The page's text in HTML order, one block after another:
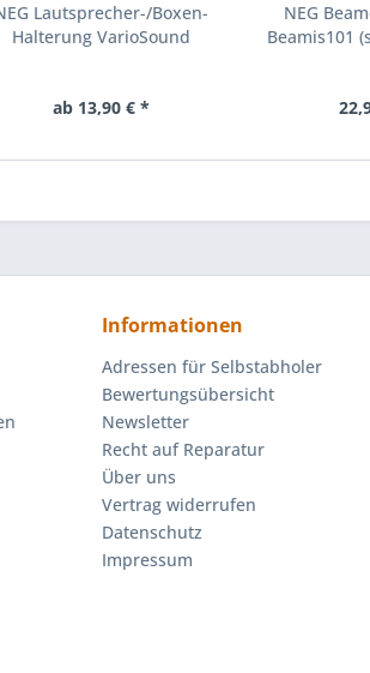
Lautsprecher-/Boxen-
Halterung VarioSound
ab 13,90 € *
NEG
Beamis101
Informationen
Adressen für Selbstabholer
Bewertungsübersicht
Newsletter
Recht auf Reparatur
Über uns
Vertrag widerrufen
Datenschutz
Impressum